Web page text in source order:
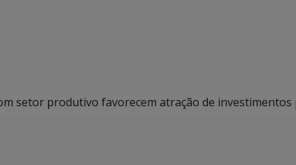
setor produtivo favorecem atração de investimentos